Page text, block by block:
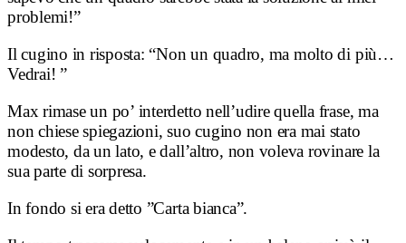
problemi!”
Il cugino in risposta: “Non un quadro, ma molto di più…
Vedrai! ”
Max rimase un po’ interdetto nell’udire quella frase, ma
non chiese spiegazioni, suo cugino non era mai stato
modesto, da un lato, e dall’altro, non voleva rovinare la
sua parte di sorpresa.
In fondo si era detto ”Carta bianca”.